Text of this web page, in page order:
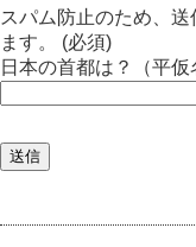
スパム防止のため、
ます。 (必須)
日本の首都は？（平仮